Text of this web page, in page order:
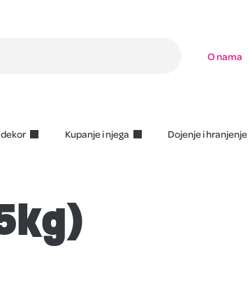
O nama
Kupanje i njega Dojenje i hranjenje